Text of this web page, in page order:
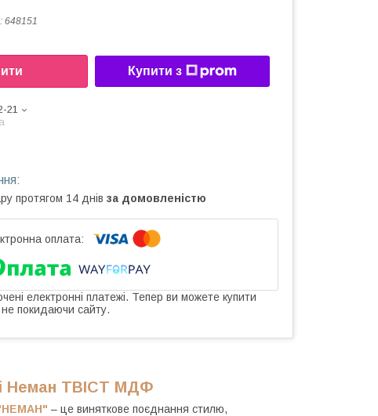
648151
Купити з
21
протягом 14 днів за домовленістю
електронні платежі. Тепер ви можете купити
покидаючи сайту.
Неман ТВІСТ МДФ
"НЕМАН" – це виняткове поєднання стилю,